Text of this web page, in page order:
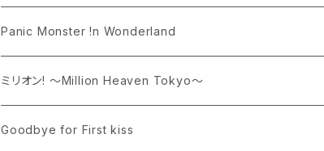
アパレル
トップス
ランチェキ
CD
ランチェキ
Panic Monster !n Wonderland
ランチェキ
CD
ミリオン! 〜Million Heaven Tokyo〜
アパレル
Goodbye for First kiss